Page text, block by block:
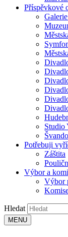
Příspěvkové
Studio
Potřebuji
Záštita
Výbor a
Výbor
Hledat
MENU